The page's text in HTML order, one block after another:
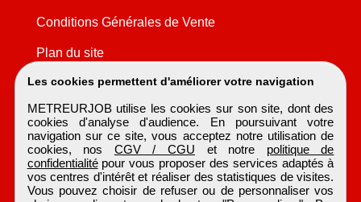
Les cookies permettent d'améliorer votre navigation
METREURJOB utilise les cookies sur son site, dont des
cookies d'analyse d'audience. En poursuivant votre
navigation sur ce site, vous acceptez notre utilisation de
cookies, nos CGV / CGU et notre politique de
confidentialitépour vous proposer des services adaptés à
vos centres d'intérêt et réaliser des statistiques de visites.
Vous pouvez choisir de refuser ou de personnaliser vos
Conditions Générales de Vente
Plan du site